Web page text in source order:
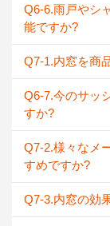
Q6-6.雨戸やシ
能ですか?
Q7-1.内窓を商
Q6-7.今のサッ
すか?
Q7-2.様々なメ
すめですか?
Q7-3.内窓の効